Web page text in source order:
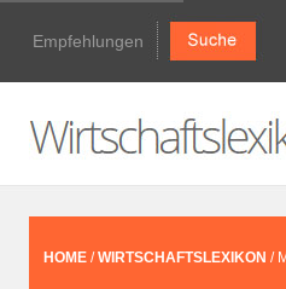
Empfehlungen
HOME /WIRTSCHAFTSLEXIKON /